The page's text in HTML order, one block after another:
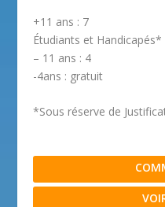
+11 ans : 7
Étudiants et Handicapés*
– 11 ans : 4
-4ans : gratuit
*Sous réserve de